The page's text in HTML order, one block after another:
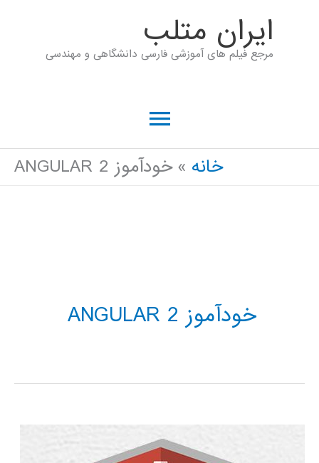
ايران متلب
مرجع فیلم های آموزشی فارسی دانشگاهی و مهندسی
فهرست
اصلی
خانه خودآموز ANGULAR 2
خودآموز ANGULAR 2